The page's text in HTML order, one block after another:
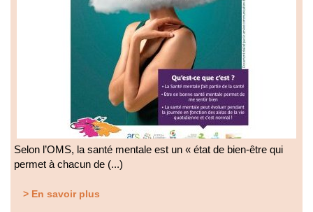
Selon l’OMS, la santé mentale est un « état de bien-être qui
permet à chacun de (...)
> En savoir plus